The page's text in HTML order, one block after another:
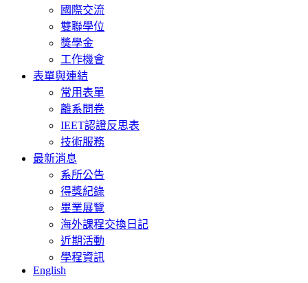
國際交流
雙聯學位
獎學金
工作機會
表單與連結
常用表單
離系問卷
IEET認證反思表
技術服務
最新消息
系所公告
得獎紀錄
畢業展覽
海外課程交換日記
近期活動
學程資訊
English